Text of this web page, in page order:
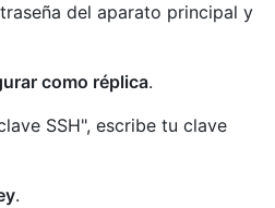
del aparato principal y
como réplica.
SSH", escribe tu clave
.